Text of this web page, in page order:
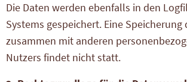
Die Daten werden ebenfalls in den
Systems gespeichert. Eine Speicherung
zusammen mit anderen
Nutzers findet nicht statt.